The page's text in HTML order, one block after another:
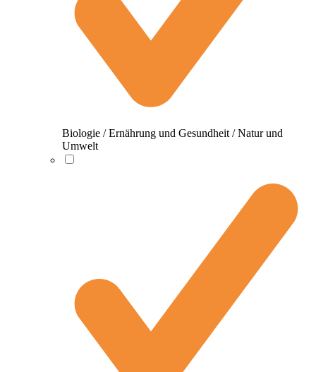
Biologie / Ernährung und Gesundheit / Natur und
Umwelt